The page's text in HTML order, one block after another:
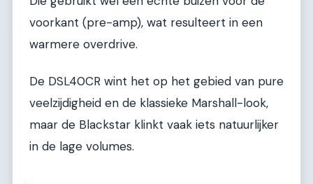
voorkant (pre-amp), wat resulteert in een
warmere overdrive.
De DSL40CR wint het op het gebied van pure
veelzijdigheid en de klassieke Marshall-look,
maar de Blackstar klinkt vaak iets natuurlijker
in de lage volumes.